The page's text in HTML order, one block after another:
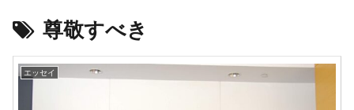
尊敬すべき
エッセイ